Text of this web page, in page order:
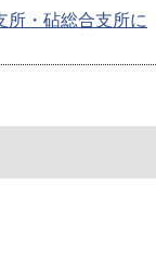
所・砧総合支所に